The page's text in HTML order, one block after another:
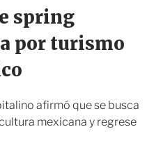
ó
n
s
i
o
r
spring
por turismo
afirmó que se busca
mexicana y regrese